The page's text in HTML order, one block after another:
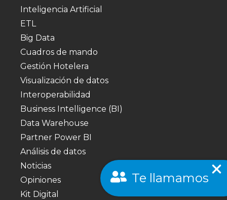
Te llamamos
Inteligencia Artificial
ETL
Big Data
Cuadros de mando
Gestión Hotelera
Visualización de datos
Interoperabilidad
Business Intelligence (BI)
Data Warehouse
Partner Power BI
Análisis de datos
Noticias
Opiniones
Kit Digital